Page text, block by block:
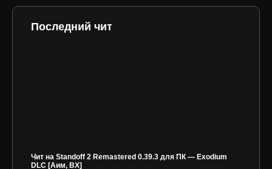
Последний чит
Чит на Standoff 2 Remastered 0.39.3 для ПК — Exodium
DLC [Аим, ВХ]